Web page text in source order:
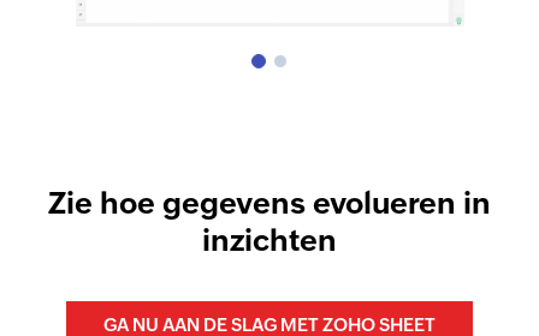
Zie hoe gegevens evolueren in
inzichten
GA NU AAN DE SLAG MET ZOHO SHEET